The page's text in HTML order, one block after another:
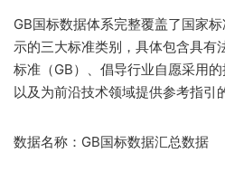
GB国标数据体系完整覆盖了国家
示的三大标准类别，具体包含具有
标准（GB）、倡导行业自愿采用
以及为前沿技术领域提供参考指引
数据名称：GB国标数据汇总数据